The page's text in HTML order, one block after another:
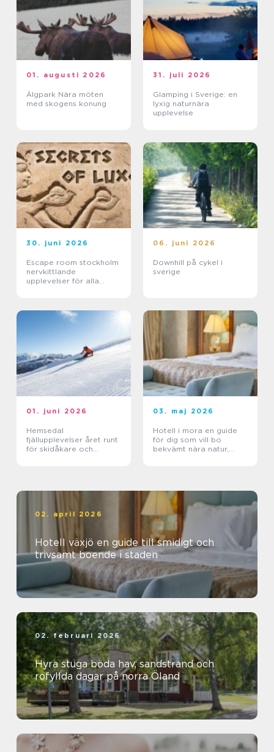
01. augusti 2026
Älgpark Nära möten
med skogens konung
31. juli 2026
Glamping i Sverige: en
lyxig naturnära
upplevelse
30. juni 2026
Escape room stockholm
nervkittlande
upplevelser för alla
06. juni 2026
Downhill på cykel i
sverige
01. juni 2026
Hemsedal
fjällupplevelser året runt
för skidåkare och
03. maj 2026
Hotell i mora en guide
för dig som vill bo
bekvämt nära natur,
02. april 2026
Hotell växjö en guide till smidigt och
trivsamt boende i staden
02. februari 2026
Hyra stuga böda hav, sandstrand och
rofyllda dagar på norra Öland